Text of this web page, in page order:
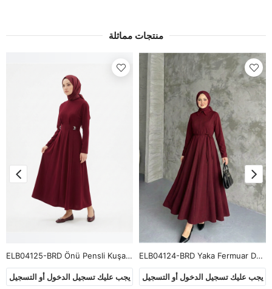
منتجات مماثلة
ELB04125-BRD Önü Pensli Kuşak Aksesuar Detay Elbise-Bordo
يجب عليك تسجيل الدخول أو التسجيل
ELB04124-BRD Yaka Fermuar Detay Elbise-Bordo
يجب عليك تسجيل الدخول أو التسجيل